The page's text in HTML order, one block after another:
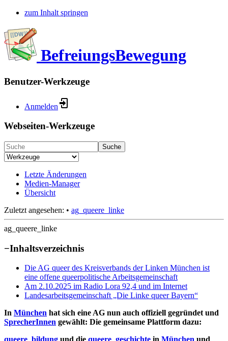
zum Inhalt springen
BefreiungsBewegung
Benutzer-Werkzeuge
Anmelden
Webseiten-Werkzeuge
Suche
Letzte Änderungen
Medien-Manager
Übersicht
Zuletzt angesehen: • ag_queere_linke
ag_queere_linke
−Inhaltsverzeichnis
Die AG queer des Kreisverbands der Linken München ist
eine offene queerpolitische Arbeitsgemeinschaft
Am 2.10.2025 im Radio Lora 92,4 und im Internet
Landesarbeitsgemeinschaft „Die Linke queer Bayern“
In München hat sich eine AG nun auch offiziell gegründet und
SprecherInnen gewählt: Die gemeinsame Plattform dazu: